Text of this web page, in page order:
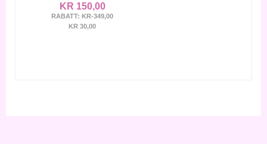
KR 150,00
RABATT: KR-349,00
KR 30,00